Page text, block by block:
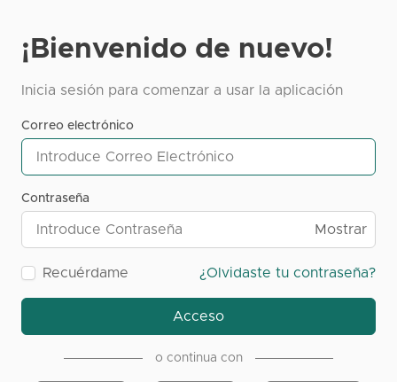
¡Bienvenido de nuevo!
Inicia sesión para comenzar a usar la aplicación
Correo electrónico
Contraseña
Mostrar
Recuérdame ¿Olvidaste tu contraseña?
Acceso
o continua con